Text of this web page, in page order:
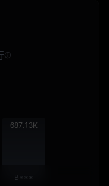
688.01K
B***